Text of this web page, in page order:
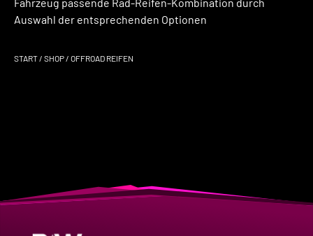
Auswahl der entsprechenden Optionen
START/ SHOP/ OFFROAD REIFEN